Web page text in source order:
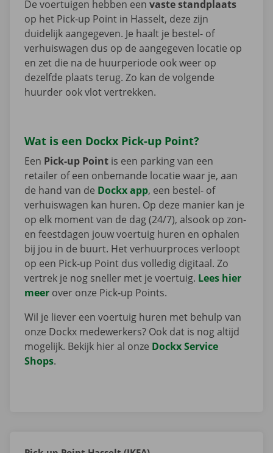
De voertuigen hebben een vaste standplaats
op het Pick-up Point in Hasselt, deze zijn
duidelijk aangegeven. Je haalt je bestel- of
verhuiswagen dus op de aangegeven locatie op
en zet die na de huurperiode ook weer op
dezelfde plaats terug. Zo kan de volgende
huurder ook vlot vertrekken.
Wat is een Dockx Pick-up Point?
Een Pick-up Point is een parking van een
retailer of een onbemande locatie waar je, aan
de hand van de Dockx app, een bestel- of
verhuiswagen kan huren. Op deze manier kan je
op elk moment van de dag (24/7), alsook op zon-
en feestdagen jouw voertuig huren en ophalen
bij jou in de buurt. Het verhuurproces verloopt
op een Pick-up Point dus volledig digitaal. Zo
vertrek je nog sneller met je voertuig. Lees hier
meer over onze Pick-up Points.
Wil je liever een voertuig huren met behulp van
onze Dockx medewerkers? Ook dat is nog altijd
mogelijk. Bekijk hier al onze Dockx Service
Shops.